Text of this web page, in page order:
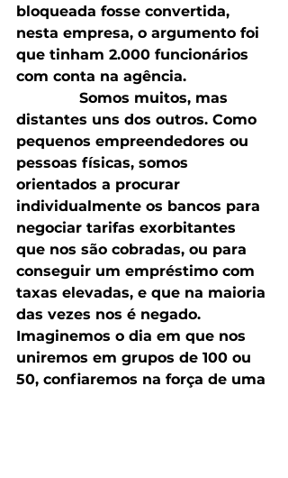
bloqueada fosse convertida,
nesta empresa, o argumento foi
que tinham 2.000 funcionários
com conta na agência.
distantes uns dos outros. Como
pequenos empreendedores ou
pessoas físicas, somos
orientados a procurar
individualmente os bancos para
negociar tarifas exorbitantes
que nos são cobradas, ou para
conseguir um empréstimo com
taxas elevadas, e que na maioria
das vezes nos é negado.
Imaginemos o dia em que nos
uniremos em grupos de 100 ou
50, confiaremos na força de uma